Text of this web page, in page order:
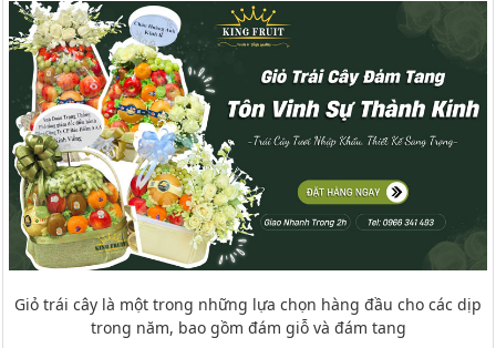
Giỏ trái cây là một trong những lựa chọn hàng đầu cho các dịp
trong năm, bao gồm đám giỗ và đám tang